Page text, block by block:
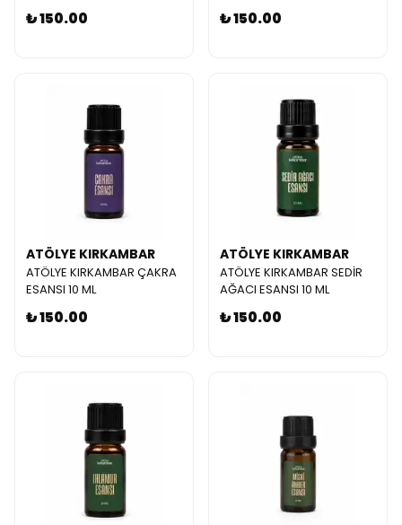
₺ 150.00 ₺ 150.00
ATÖLYE KIRKAMBAR
ATÖLYE KIRKAMBAR ÇAKRA
ESANSI 10 ML
₺ 150.00
ATÖLYE KIRKAMBAR
ATÖLYE KIRKAMBAR SEDİR
AĞACI ESANSI 10 ML
₺ 150.00